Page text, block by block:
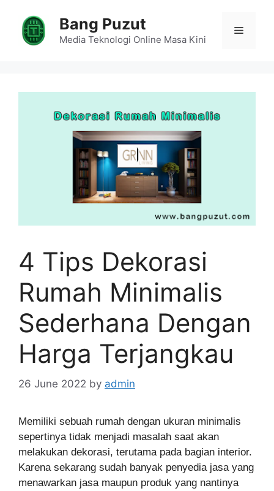
content
Bang Puzut
Media Teknologi Online Masa Kini
Menu
4 Tips Dekorasi
Rumah Minimalis
Sederhana Dengan
Harga Terjangkau
26 June 2022 by admin
Memiliki sebuah rumah dengan ukuran minimalis
sepertinya tidak menjadi masalah saat akan
melakukan dekorasi, terutama pada bagian interior.
Karena sekarang sudah banyak penyedia jasa yang
menawarkan jasa maupun produk yang nantinya